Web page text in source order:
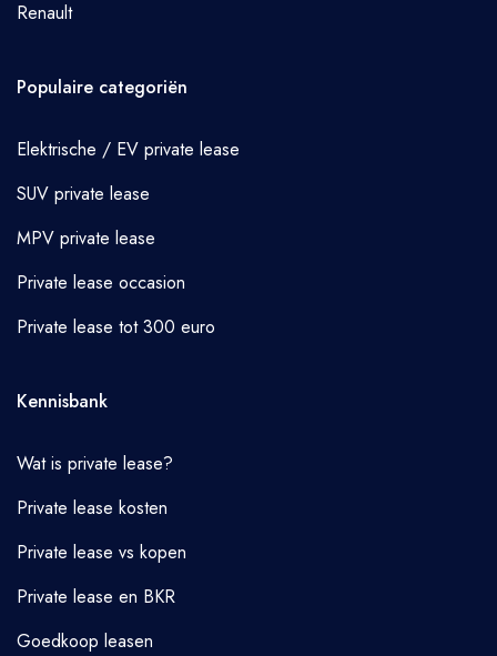
Renault
Populaire categoriën
Elektrische / EV private lease
SUV private lease
MPV private lease
Private lease occasion
Private lease tot 300 euro
Kennisbank
Wat is private lease?
Private lease kosten
Private lease vs kopen
Private lease en BKR
Goedkoop leasen